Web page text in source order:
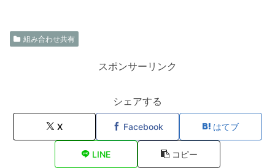
組み合わせ共有
スポンサーリンク
シェアする
X Facebook はてブ
LINE コピー